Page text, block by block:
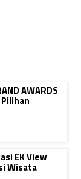
AWARDS
EK View
Wisata